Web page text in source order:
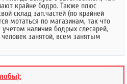
крайне бодро. Также плюс
склад зап.частей (по крайней
мотаться по магазинам, так что
наличия бодрых слесарей,
занятой, всем занятым